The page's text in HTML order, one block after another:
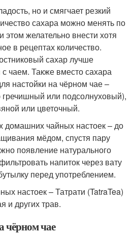
но и смягчает резкий
сахара можно менять по
желательно внести хотя
в рецептах количество.
сахар лучше
с чаем. Также вместо сахара
настойки на чёрном чае –
или подсолнуховый),
или цветочный.
домашних чайных настоек – до
мёдом, спустя пару
появление натурального
напиток через вату
перед употреблением.
настоек – Татрати (TatraTea)
и других трав.
чёрном чае